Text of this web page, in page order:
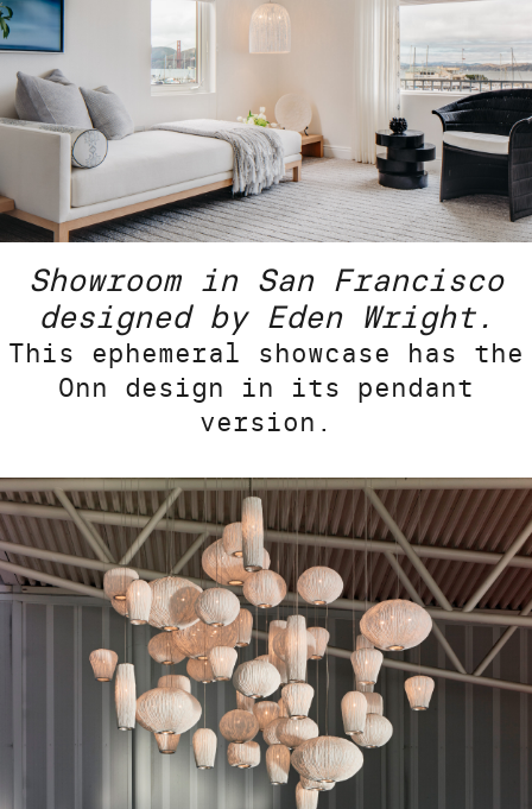
Showroom in San Francisco
designed by Eden Wright.
This ephemeral showcase has the
Onn design in its pendant
version.